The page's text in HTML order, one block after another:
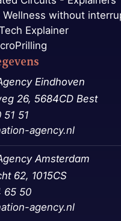
Wellness without
Explainer
Eindhoven
26, 5684CD Best
51
agency.nl
Amsterdam
62, 1015CS
65 50‬
agency.nl